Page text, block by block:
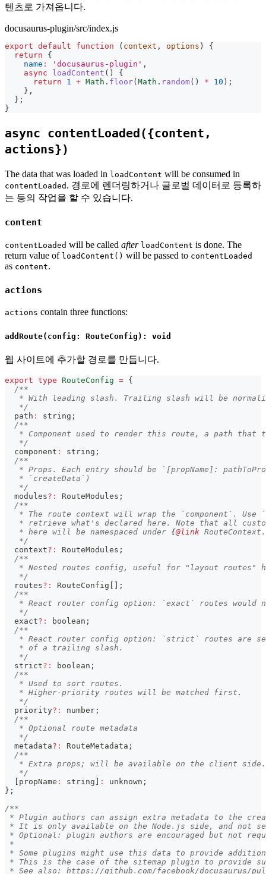
텐츠로 가져옵니다.
docusaurus-plugin/src/index.js
export default function ( context , options )
{
return
{
name : 'docusaurus-plugin' ,
async
loadContent ( )
{
return
1 + Math . floor( Math . random( ) * 10 ) ;
} ,
} ;
}
async contentLoaded({content,
actions})
The data that was loaded in loadContent will be consumed in
contentLoaded . 경로에 렌더링하거나 글로벌 데이터로 등록하
는 등의 작업을 할 수 있습니다.
content
contentLoaded will be called after loadContent is done. The
return value of loadContent() will be passed to contentLoaded
as content.
actions
actions contain three functions:
addRoute(config: RouteConfig): void
웹 사이트에 추가할 경로를 만듭니다.
export type RouteConfig = {
/**
* With leading slash. Trailing slash will be
   */
  path
: string ;
/**
* Component used to render this route, a path that
   */
  component
: string ;
/**
* Props. Each entry should be `[propName]:
   * `createData`)
   */
  modules
? : RouteModules ;
/**
* The route context will wrap the `component`. Use
* retrieve what's declared here. Note that all
   * here will be namespaced under
{@link
   */
  context
? : RouteModules ;
/**
* Nested routes config, useful for "layout routes"
   */
  routes
? : RouteConfig
;
/**
* React router config option: `exact` routes would
   */
  exact
? : boolean ;
/**
* React router config option: `strict` routes are
   * of a trailing slash.
   */
  strict
? : boolean ;
/**
   * Used to sort routes.
   * Higher-priority routes will be matched first.
   */
  priority
? : number ;
/**
   * Optional route metadata
   */
  metadata
? : RouteMetadata ;
/**
   * Extra props; will be available on the client side.
   */
propName : string : unknown ;
} ;
/**
* Plugin authors can assign extra metadata to the
* It is only available on the Node.js side, and not
* Optional: plugin authors are encouraged but not
*
* Some plugins might use this data to provide
* This is the case of the sitemap plugin to provide
* See also: https://github.com/facebook/docusaurus/